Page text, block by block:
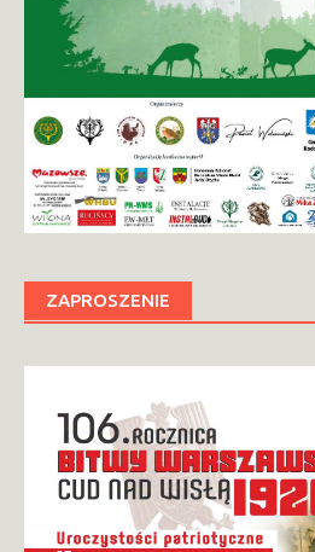
ZAPROSZENIE